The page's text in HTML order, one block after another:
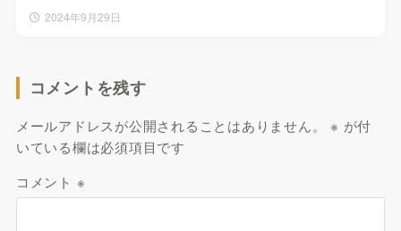
2024年9月29日
コメントを残す
メールアドレスが公開されることはありません。 ※ が付
いている欄は必須項目です
コメント ※